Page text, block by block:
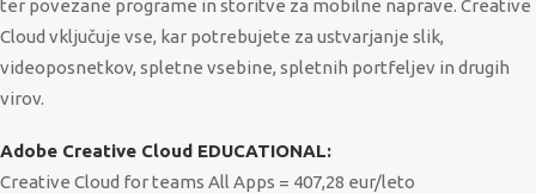
ter povezane programe in storitve za mobilne naprave. Creative
Cloud vključuje vse, kar potrebujete za ustvarjanje slik,
videoposnetkov, spletne vsebine, spletnih portfeljev in drugih
virov.
Adobe Creative Cloud EDUCATIONAL:
Creative Cloud for teams All Apps = 407,28 eur/leto